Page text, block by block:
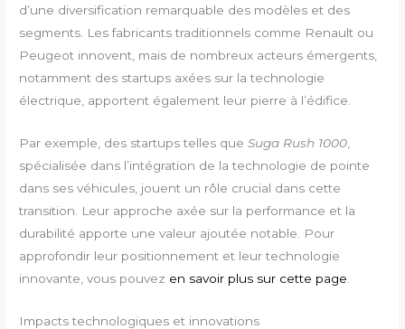
d’une diversification remarquable des modèles et des
segments. Les fabricants traditionnels comme Renault ou
Peugeot innovent, mais de nombreux acteurs émergents,
notamment des startups axées sur la technologie
électrique, apportent également leur pierre à l’édifice.
Par exemple, des startups telles queSuga Rush 1000
spécialisée dans l’intégration de la technologie de pointe
dans ses véhicules, jouent un rôle crucial dans cette
transition. Leur approche axée sur la performance et la
durabilité apporte une valeur ajoutée notable. Pour
approfondir leur positionnement et leur technologie
innovante, vous pouvez en savoir plus sur cette page
Impacts technologiques et innovations